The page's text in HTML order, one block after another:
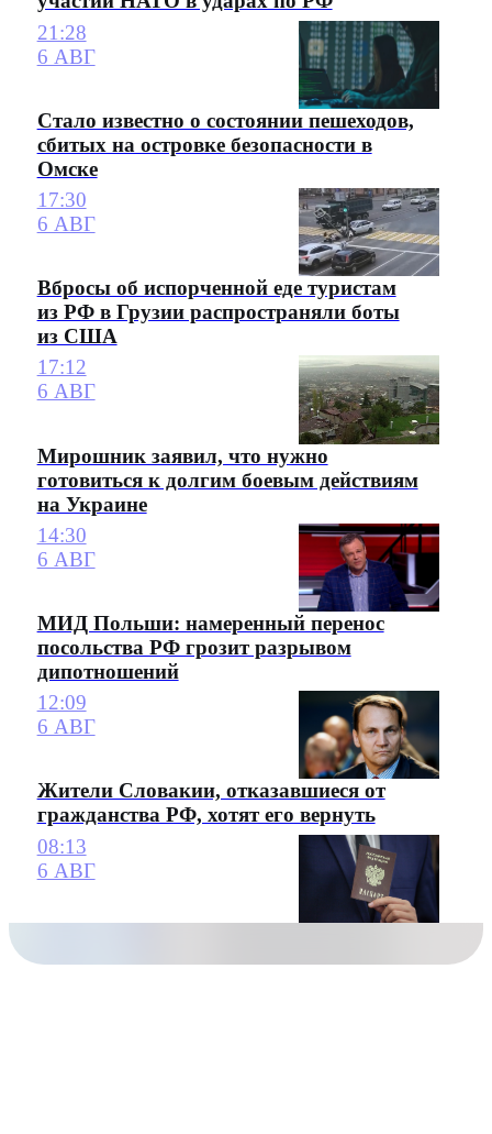
21:28
6 АВГ
Стало известно о состоянии пешеходов,
сбитых на островке безопасности в
Омске
17:30
6 АВГ
Вбросы об испорченной еде туристам
из РФ в Грузии распространяли боты
из США
17:12
6 АВГ
Мирошник заявил, что нужно
готовиться к долгим боевым действиям
на Украине
14:30
6 АВГ
МИД Польши: намеренный перенос
посольства РФ грозит разрывом
дипотношений
12:09
6 АВГ
Жители Словакии, отказавшиеся от
гражданства РФ, хотят его вернуть
08:13
6 АВГ